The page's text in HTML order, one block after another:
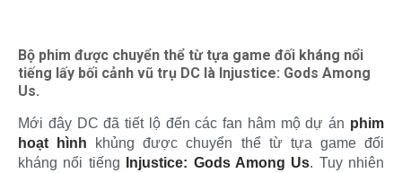
Bộ phim được chuyển thể từ tựa game đối kháng nổi
tiếng lấy bối cảnh vũ trụ DC là Injustice: Gods Among
Us.
Mới đây DC đã tiết lộ đến các fan hâm mộ dự án phim
hoạt hình khủng được chuyển thể từ tựa game đối
kháng nổi tiếng
Injustice: Gods Among Us. Tuy nhiên